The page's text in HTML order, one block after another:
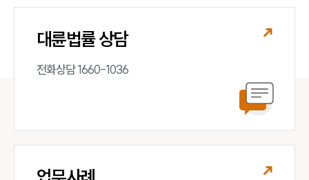
대륜법률 상담
전화상담 1660-1036